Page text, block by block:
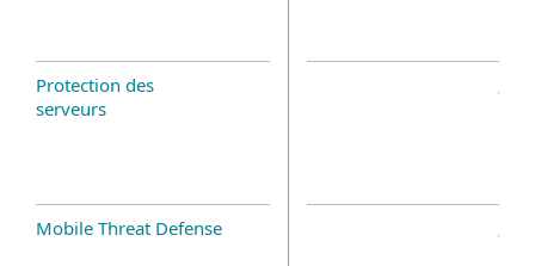
Protection des
serveurs
Mobile Threat Defense